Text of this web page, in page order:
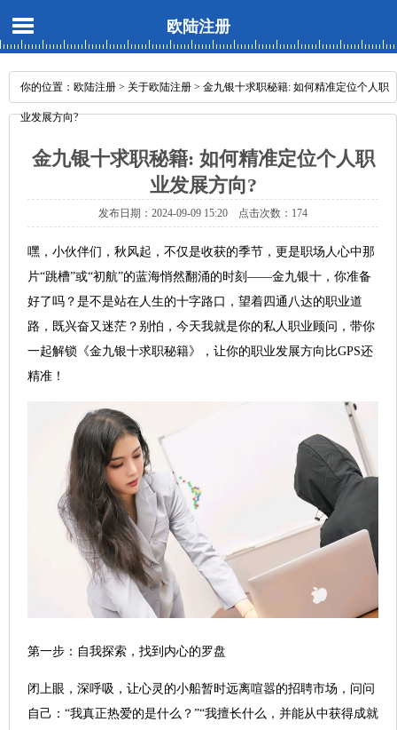
欧陆注册
你的位置： 欧陆注册 > 关于欧陆注册 > 金九银十求职秘籍: 如何精准定位个人职
业发展方向?
金九银十求职秘籍: 如何精准定位个人职
业发展方向?
发布日期：2024-09-09 15:20 点击次数：174
嘿，小伙伴们，秋风起，不仅是收获的季节，更是职场人心中那
片“跳槽”或“初航”的蓝海悄然翻涌的时刻——金九银十，你准备
好了吗？是不是站在人生的十字路口，望着四通八达的职业道
路，既兴奋又迷茫？别怕，今天我就是你的私人职业顾问，带你
一起解锁《金九银十求职秘籍》，让你的职业发展方向比GPS还
精准！
第一步：自我探索，找到内心的罗盘
闭上眼，深呼吸，让心灵的小船暂时远离喧嚣的招聘市场，问问
自己：“我真正热爱的是什么？”“我擅长什么，并能从中获得成就